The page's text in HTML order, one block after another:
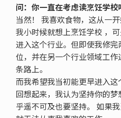
问：你一直在考虑读烹饪学校
当然！ 我喜欢食物，这从一
我小时候就想上烹饪学校 ，
进入这个行业。但即使我修
位，并在另一个行业领域工
条路上。
而我希望我当初能更早进入这
回想起来，我认为坚持你的
乎遥不可及也要坚持。 如果